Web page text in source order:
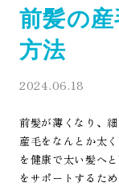
前髪の
方法
2024.06.18
前髪が薄くなり、
産毛をなんとか太
を健康で太い髪へ
をサポートするた